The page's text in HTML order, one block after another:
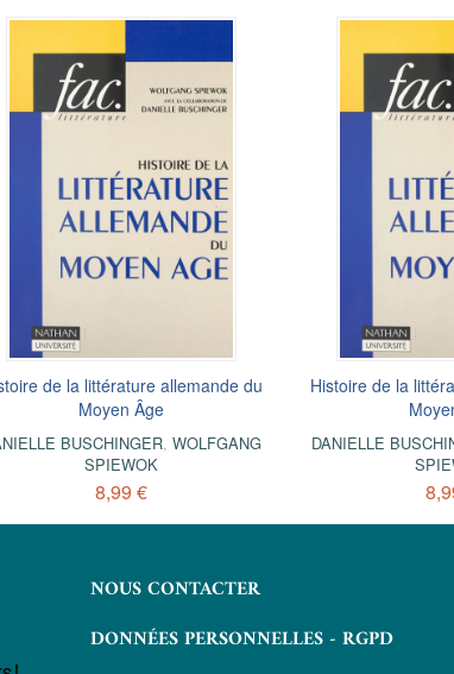
de la littérature allemande du
Moyen Âge
BUSCHINGER, WOLFGANG
SPIEWOK
8,99 €
Histoire de la
DANIELLE
NOUS CONTACTER
DONNÉES PERSONNELLES - RGPD